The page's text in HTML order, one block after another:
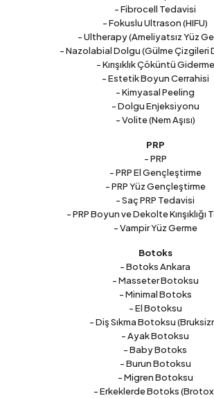
- Fibrocell Tedavisi
- Fokuslu Ultrason (HIFU)
- Ultherapy (Ameliyatsız Yüz
- Nazolabial Dolgu (Gülme Çizgileri
- Kırışıklık Çöküntü Giderme
- Estetik Boyun Cerrahisi
- Kimyasal Peeling
- Dolgu Enjeksiyonu
- Volite (Nem Aşısı)
PRP
- PRP
- PRP El Gençleştirme
- PRP Yüz Gençleştirme
- Saç PRP Tedavisi
- PRP Boyun ve Dekolte Kırışıklığı
- Vampir Yüz Germe
Botoks
- Botoks Ankara
- Masseter Botoksu
- Minimal Botoks
- El Botoksu
- Diş Sıkma Botoksu
- Ayak Botoksu
- Baby Botoks
- Burun Botoksu
- Migren Botoksu
- Erkeklerde Botoks